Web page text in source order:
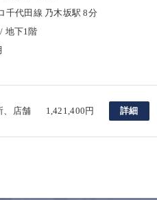
千代田線 乃木坂駅 8分
地下1階
、店舗 1,421,400円 詳細